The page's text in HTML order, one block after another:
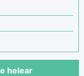
helear